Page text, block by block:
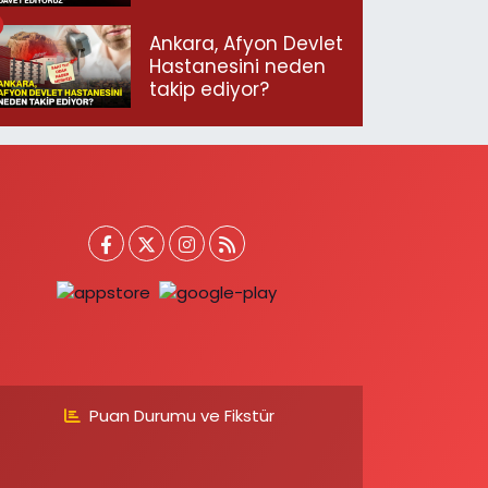
ediyoruz”
Ankara, Afyon Devlet
Hastanesini neden
takip ediyor?
Puan Durumu ve Fikstür